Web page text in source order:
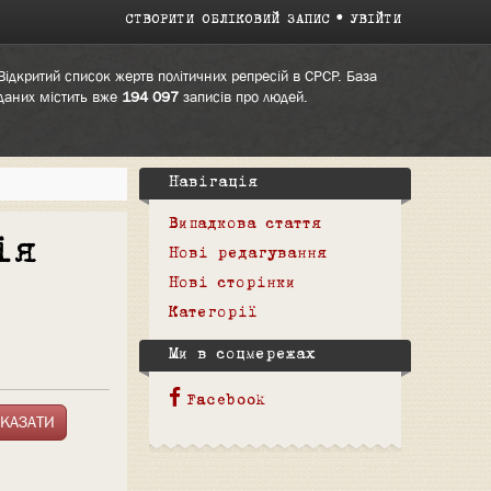
СТВОРИТИ ОБЛІКОВИЙ ЗАПИС УВІЙТИ
список жертв політичних репресій в СРСР. База
містить вже 194 097записів про людей.
Навігація
Випадкова стаття
Нові редагування
Нові сторінки
Категорії
Ми в соцмережах
Facebook